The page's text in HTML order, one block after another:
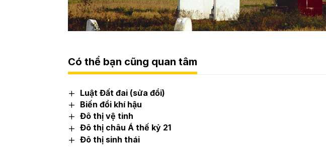
Có thể bạn cũng quan tâm
Luật Đất đai (sửa đổi)
Biến đổi khí hậu
Đô thị vệ tinh
Đô thị châu Á thế kỷ 21
Đô thị sinh thái